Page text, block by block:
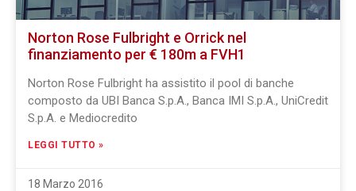
Norton Rose Fulbright e Orrick nel
finanziamento per € 180m a FVH1
Norton Rose Fulbright ha assistito il pool di banche
composto da UBI Banca S.p.A., Banca IMI S.p.A., UniCredit
S.p.A. e Mediocredito
LEGGI TUTTO »
18 Marzo 2016